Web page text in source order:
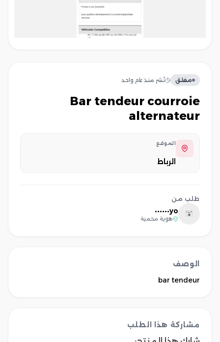
مغلق نُشر منذ عام واحد
bar tendeur courroie
alternateur
الموقع
الرباط
طلب من
Y
yo••••••
هوية محمية
الوصف
bar tendeur
مشاركة هذا الطلب